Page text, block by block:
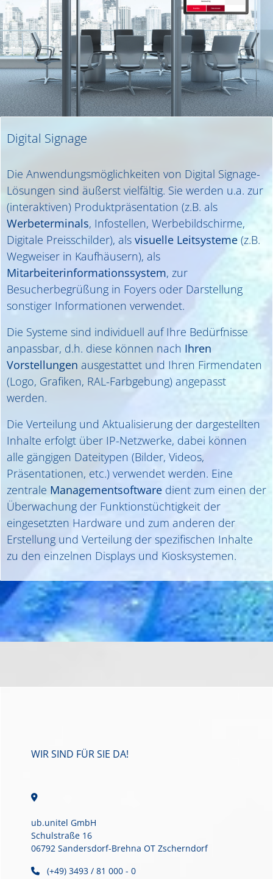
Digital Signage
Die Anwendungsmöglichkeiten von Digital Signage-
Lösungen sind äußerst vielfältig. Sie werden u.a. zur
(interaktiven) Produktpräsentation (z.B. als
Werbeterminals, Infostellen, Werbebildschirme,
Digitale Preisschilder), als visuelle Leitsysteme (z.B.
Wegweiser in Kaufhäusern), als
Mitarbeiterinformationssystem, zur
Besucherbegrüßung in Foyers oder Darstellung
sonstiger Informationen verwendet.
Die Systeme sind individuell auf Ihre Bedürfnisse
anpassbar, d.h. diese können nach Ihren
Vorstellungen ausgestattet und Ihren Firmendaten
(Logo, Grafiken, RAL-Farbgebung) angepasst
werden.
Die Verteilung und Aktualisierung der dargestellten
Inhalte erfolgt über IP-Netzwerke, dabei können
alle gängigen Dateitypen (Bilder, Videos,
Präsentationen, etc.) verwendet werden. Eine
zentrale Managementsoftware dient zum einen der
Überwachung der Funktionstüchtigkeit der
eingesetzten Hardware und zum anderen der
Erstellung und Verteilung der spezifischen Inhalte
zu den einzelnen Displays und Kiosksystemen.
WIR SIND FÜR SIE DA!
ub.unitel GmbH
Schulstraße 16
06792 Sandersdorf-Brehna OT Zscherndorf
(+49) 3493 / 81 000 - 0